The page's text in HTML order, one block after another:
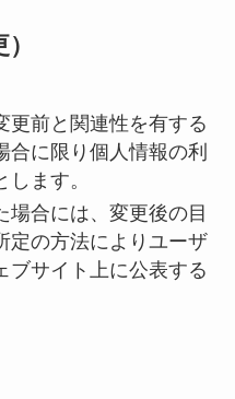
更前と関連性を有する
合に限り個人情報の利
ます。
合には、変更後の目
定の方法によりユーザ
ブサイト上に公表する